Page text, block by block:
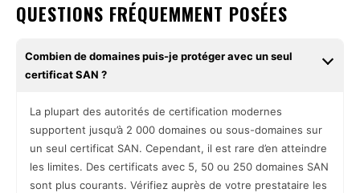
QUESTIONS FRÉQUEMMENT POSÉES
Combien de domaines puis-je protéger avec un seul
certificat SAN ?
La plupart des autorités de certification modernes
supportent jusqu’à 2 000 domaines ou sous-domaines sur
un seul certificat SAN. Cependant, il est rare d’en atteindre
les limites. Des certificats avec 5, 50 ou 250 domaines SAN
sont plus courants. Vérifiez auprès de votre prestataire les